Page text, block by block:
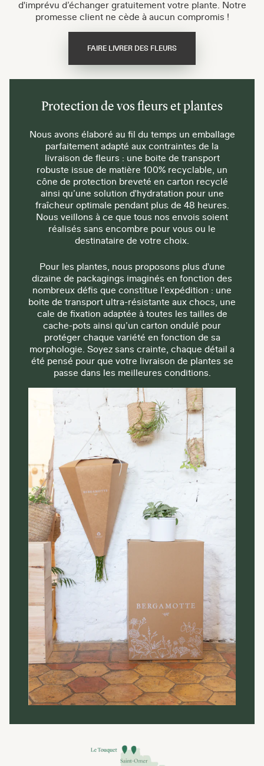
d'imprévu d’échanger gratuitement votre plante. Notre
promesse client ne cède à aucun compromis !
FAIRE LIVRER DES FLEURS
Protection de vos fleurs et plantes
Nous avons élaboré au fil du temps un emballage
parfaitement adapté aux contraintes de la
livraison de fleurs : une boite de transport
robuste issue de matière 100% recyclable, un
cône de protection breveté en carton recyclé
ainsi qu’une solution d'hydratation pour une
fraîcheur optimale pendant plus de 48 heures.
Nous veillons à ce que tous nos envois soient
réalisés sans encombre pour vous ou le
destinataire de votre choix.
Pour les plantes, nous proposons plus d'une
dizaine de packagings imaginés en fonction des
nombreux défis que constitue l’expédition : une
boite de transport ultra-résistante aux chocs, une
cale de fixation adaptée à toutes les tailles de
cache-pots ainsi qu’un carton ondulé pour
protéger chaque variété en fonction de sa
morphologie. Soyez sans crainte, chaque détail a
été pensé pour que votre livraison de plantes se
passe dans les meilleures conditions.